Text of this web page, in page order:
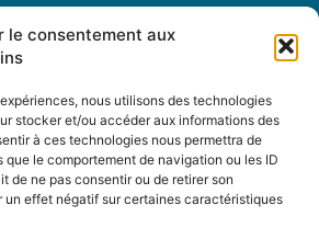
le consentement aux
nous utilisons des technologies
stocker et/ou accéder aux informations des
à ces technologies nous permettra de
que le comportement de navigation ou les ID
de ne pas consentir ou de retirer son
effet négatif sur certaines caractéristiques